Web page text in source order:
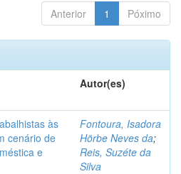
Anterior 1 Póximo
Autor(es)
às
cenário de
e
Fontoura, Isadora
Hörbe Neves da;
Reis, Suzéte da
Silva